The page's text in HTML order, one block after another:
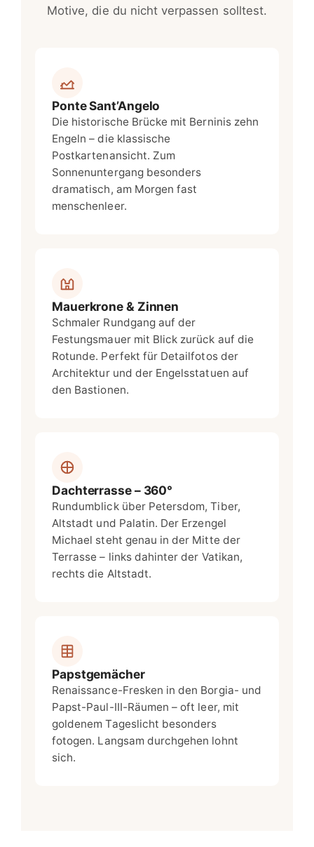
Motive, die du nicht verpassen solltest.
Ponte Sant’Angelo
Die historische Brücke mit Berninis zehn
Engeln – die klassische
Postkartenansicht. Zum
Sonnenuntergang besonders
dramatisch, am Morgen fast
menschenleer.
Mauerkrone & Zinnen
Schmaler Rundgang auf der
Festungsmauer mit Blick zurück auf die
Rotunde. Perfekt für Detailfotos der
Architektur und der Engelsstatuen auf
den Bastionen.
Dachterrasse – 360°
Rundumblick über Petersdom, Tiber,
Altstadt und Palatin. Der Erzengel
Michael steht genau in der Mitte der
Terrasse – links dahinter der Vatikan,
rechts die Altstadt.
Papstgemächer
Renaissance-Fresken in den Borgia- und
Papst-Paul-III-Räumen – oft leer, mit
goldenem Tageslicht besonders
fotogen. Langsam durchgehen lohnt
sich.